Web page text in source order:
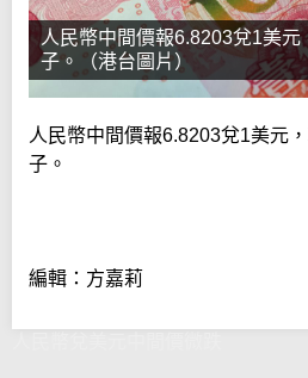
人民幣中間價報6.8203兌1美
子。（港台圖片）
人民幣中間價報6.8203兌1美元
子。
編輯：方嘉莉